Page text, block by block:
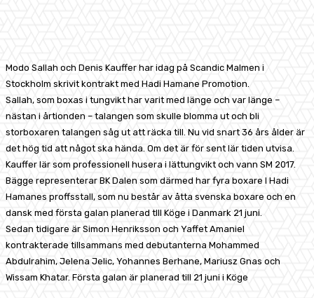
Modo Sallah och Denis Kauffer har idag på Scandic Malmen i
Stockholm skrivit kontrakt med Hadi Hamane Promotion.
Sallah, som boxas i tungvikt har varit med länge och var länge –
nästan i årtionden – talangen som skulle blomma ut och bli
storboxaren talangen såg ut att räcka till. Nu vid snart 36 års ålder är
det hög tid att något ska hända. Om det är för sent lär tiden utvisa.
Kauffer lär som professionell husera i lättungvikt och vann SM 2017.
Bägge representerar BK Dalen som därmed har fyra boxare I Hadi
Hamanes proffsstall, som nu består av åtta svenska boxare och en
dansk med första galan planerad tlll Köge i Danmark 21 juni.
Sedan tidigare är Simon Henriksson och Yaffet Amaniel
kontrakterade tillsammans med debutanterna Mohammed
Abdulrahim, Jelena Jelic, Yohannes Berhane, Mariusz Gnas och
Wissam Khatar. Första galan är planerad till 21 juni i Köge